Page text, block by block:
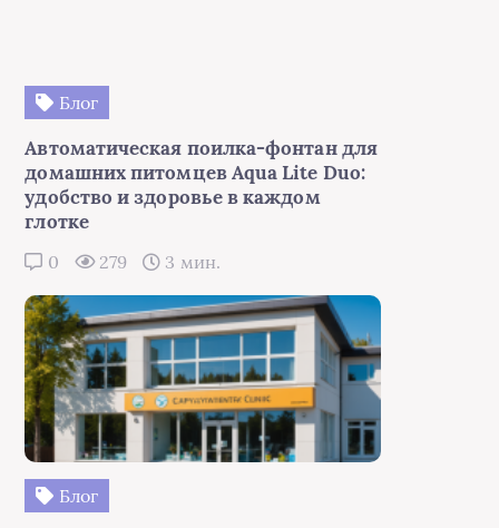
Блог
Автоматическая поилка-фонтан для
домашних питомцев Aqua Lite Duo:
удобство и здоровье в каждом
глотке
0 279 3 мин.
Блог